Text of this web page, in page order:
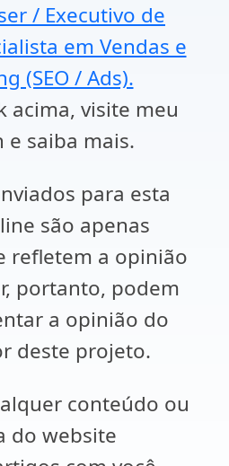
/ Executivo de
em Vendas e
(SEO / Ads).
acima, visite meu
e saiba mais.
para esta
são apenas
refletem a opinião
portanto, podem
a opinião do
deste projeto.
conteúdo ou
do website